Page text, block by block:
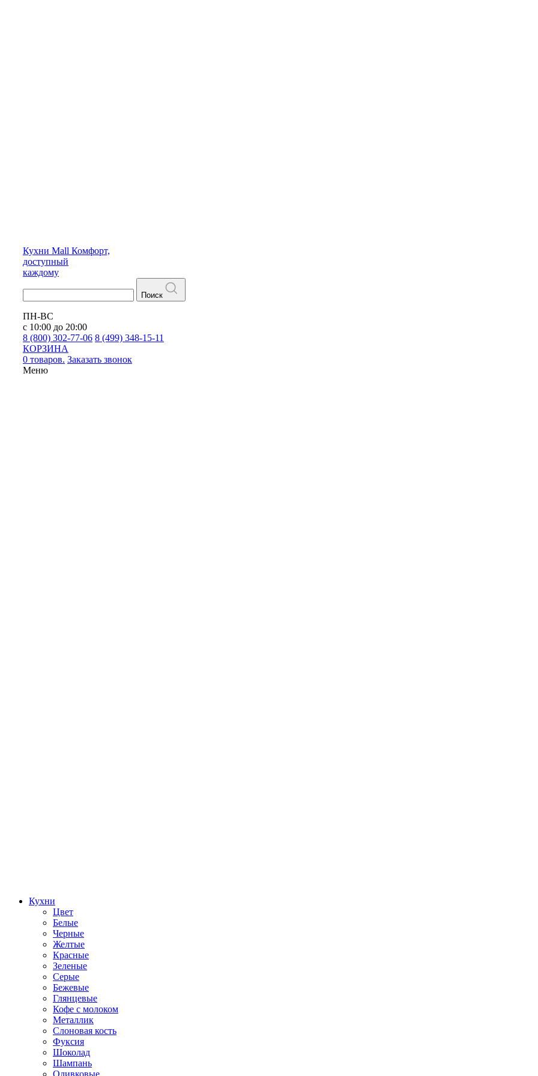
Кухни Mall Комфорт,
доступный
каждому
Поиск
ПН-ВС
с 10:00 до 20:00
8 (800) 302-77-06 8 (499) 348-15-11
КОРЗИНА
0 товаров. Заказать звонок
Меню
Кухни
Цвет
Белые
Черные
Желтые
Красные
Зеленые
Серые
Бежевые
Глянцевые
Кофе с молоком
Металлик
Слоновая кость
Фуксия
Шоколад
Шампань
Оливковые